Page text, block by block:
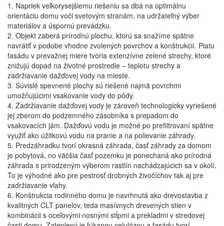
1. Napriek veľkorysejšiemu riešeniu sa dbá na optimálnu
orientáciu domu voči svetovým stranám, na udržateľný výber
materiálov a úspornú prevádzku.
2. Objekt zaberá prírodnú plochu, ktorú sa snažíme spätne
navrátiť v podobe vhodne zvolených povrchov a konštrukcií. Piatu
fasádu v prevažnej miere tvoria extenzívne zelené strechy, ktoré
znižujú dopad na životné prostredie – teplotu strechy a
zadržiavanie dažďovej vody na mieste.
3. Súvislé spevnené plochy sú riešené najmä povrchmi
umožňujúcimi vsakovanie vody do pôdy.
4. Zadržiavanie dažďovej vody je zároveň technologicky vyriešené
jej zberom do podzemného zásobníka s prepadom do
vsakovacích jám. Dažďovú vodu je možné po prefiltrovaní spätne
využiť ako úžitkovú vodu na pranie a na polievanie záhrady.
5. Predzáhradku tvorí okrasná záhrada, časť záhrady za domom
je pobytová, no väčšia časť pozemku je ponechaná ako prírodná
záhrada s prirodzeným výberom rastlín nachádzajúcich sa v okolí.
To je výhodné ako pre pestrosť drobných živočíchov tak aj pre
zadržiavanie vlahy.
6. Konštrukcia rodinného domu je navrhnutá ako drevostavba z
kvalitných CLT panelov, teda masívnych drevených stien v
kombinácii s oceľovými nosnými stĺpmi a prekladmi v stredovej